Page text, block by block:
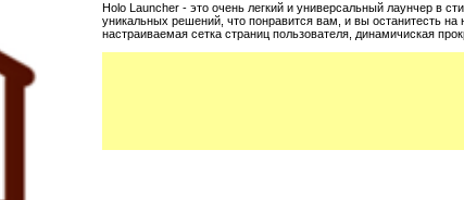
Holo Launcher - это очень легкий и универсальный лаунчер в
уникальных решений, что понравится вам, и вы останитесть
настраиваемая сетка страниц пользователя, динамичиская